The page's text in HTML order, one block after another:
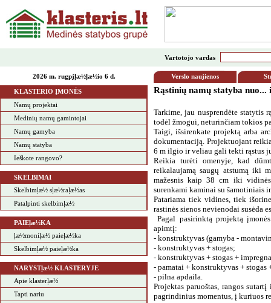
Vartotojo vardas
2026 m. rugpjļæ½ļæ½io 6 d. Verslo naujienos
KLASTERIO ĮMONĖS
Namų projektai
Medinių namų gamintojai
Namų gamyba
Namų statyba
Ieškote rangovo?
SKELBIMAI
Skelbimļæ½ sļæ½raļæ½as
Patalpinti skelbimļæ½
PAIEļæ½KA
ļæ½moniļæ½ paieļæ½ka
Skelbimļæ½ paieļæ½ka
NARYSTļæ½ KLASTERYJE
Apie klasterļæ½
Tapti nariu
Rąstinių namų statyba nuo...
Tarkime, jau nusprendėte statytis
todėl žmogui, neturinčiam tokios
Taigi, išsirenkate projektą arba
dokumentaciją. Projektuojant
6 m ilgio ir veliau gali tekti rąstus
Reikia turėti omenyje, kad
reikalaujamą saugų atstumą iki
mažesnis kaip 38 cm iki
surenkami kaminai su šamotiniais
Patariama tiek vidines, tiek
rastinės sienos nevienodai susėda
Pagal pasirinktą projektą
apimtį:
- konstruktyvas (gamyba -
- konstruktyvas + stogas;
- konstruktyvas + stogas +
- pamatai + konstruktyvas + stogas
- pilna apdaila.
Projektas paruoštas, rangos
pagrindinius momentus, į kuriuos